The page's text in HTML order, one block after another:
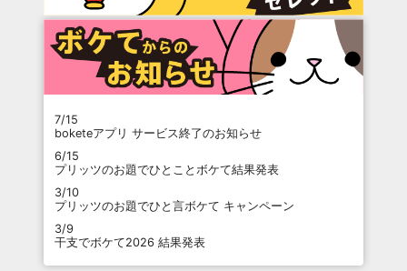
7/15
boketeアプリ サービス終了のお知らせ
6/15
プリッツのお題でひとことボケて結果発表
3/10
プリッツのお題でひと言ボケて キャンペーン
3/9
干支でボケて2026 結果発表